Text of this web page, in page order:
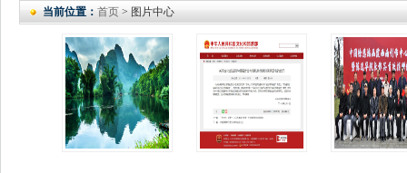
当前位置： 首页 > 图片中心